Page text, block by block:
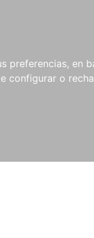
preferencias, en
configurar o